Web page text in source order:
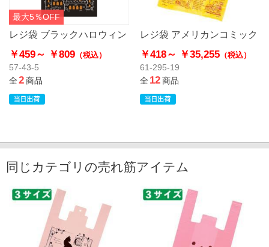
最大5％OFF
レジ袋 ブラックハロウィン
￥459～ ￥809 （税込）
57-43-5
全2商品
レジ袋 アメリカンコミック
￥418～ ￥35,255（税込）
61-295-19
全12商品
同じカテゴリの売れ筋アイテム